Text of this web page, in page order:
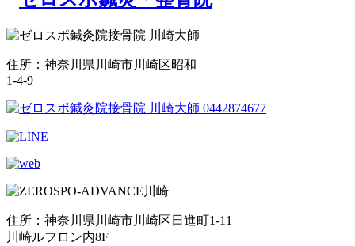
住所：神奈川県川崎市川崎区昭和
1-4-9
住所：神奈川県川崎市川崎区日進町1-11
川崎ルフロン内8F